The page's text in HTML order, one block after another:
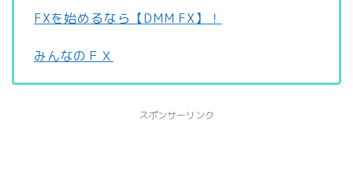
FXを始めるなら【DMM FX】！
みんなのＦＸ
スポンサーリンク